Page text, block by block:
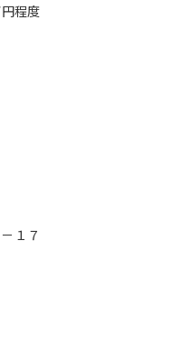
程度
１７